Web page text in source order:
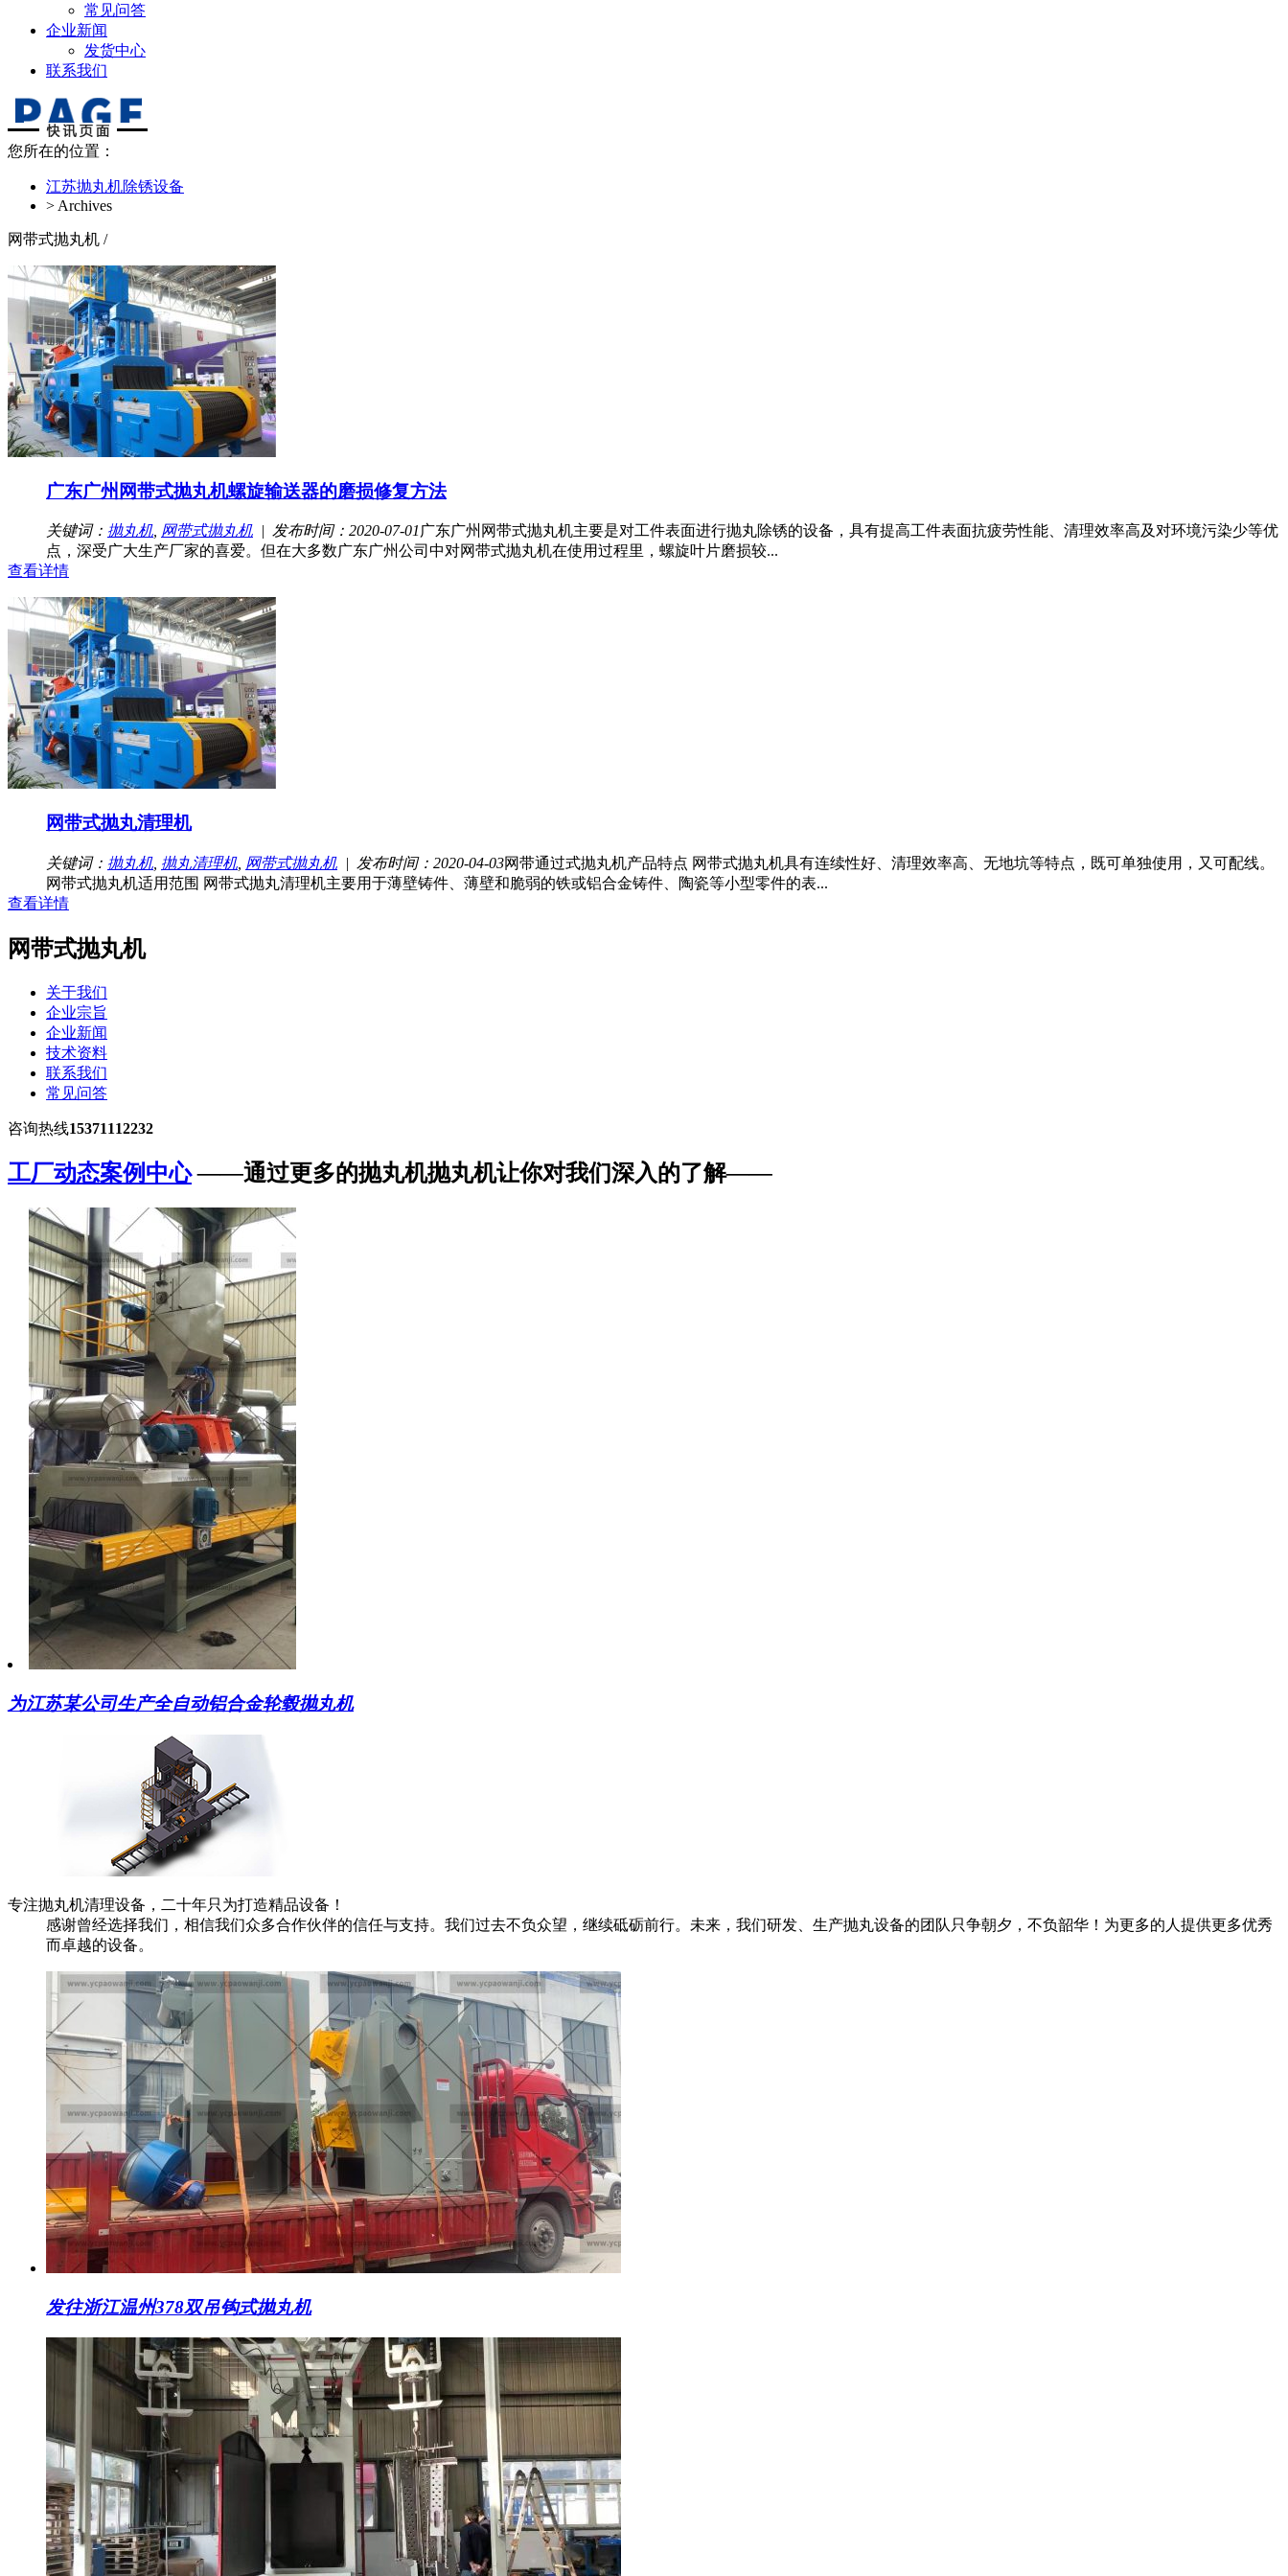
常见问答
企业新闻
发货中心
联系我们
您所在的位置：
江苏抛丸机除锈设备
> Archives
网带式抛丸机 /
广东广州网带式抛丸机螺旋输送器的磨损修复方法
关键词： 抛丸机 网带式抛丸机 | 发布时间：2020-07-01 广东广州网带式抛丸机主要是对工件表面进行抛丸除锈的设备，具有提高工件表面抗疲劳性能、清理效率高及对环境污染少等优
点，深受广大生产厂家的喜爱。但在大多数广东广州公司中对网带式抛丸机在使用过程里，螺旋叶片磨损较...
查看详情
网带式抛丸清理机
关键词： 抛丸机 抛丸清理机 网带式抛丸机 | 发布时间：2020-04-03网带通过式抛丸机产品特点 网带式抛丸机具有连续性好、清理效率高、无地坑等特点，既可单独使用，又可配线。
网带式抛丸机适用范围 网带式抛丸清理机主要用于薄壁铸件、薄壁和脆弱的铁或铝合金铸件、陶瓷等小型零件的表...
查看详情
网带式抛丸机
关于我们
企业宗旨
企业新闻
技术资料
联系我们
常见问答
咨询热线15371112232
工厂动态案例中心 ——通过更多的抛丸机抛丸机让你对我们深入的了解——
为江苏某公司生产全自动铝合金轮毂抛丸机
专注抛丸机清理设备，二十年只为打造精品设备！
感谢曾经选择我们，相信我们众多合作伙伴的信任与支持。我们过去不负众望，继续砥砺前行。未来，我们研发、生产抛丸设备的团队只争朝夕，不负韶华！为更多的人提供更多优秀
而卓越的设备。
发往浙江温州378双吊钩式抛丸机